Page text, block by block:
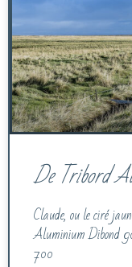
De Tribord
Claude, ou le ciré
Aluminium Dibond
700